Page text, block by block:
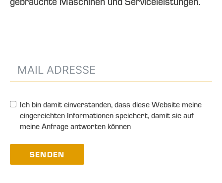
Ich bin damit einverstanden, dass diese Website meine
eingereichten Informationen speichert, damit sie auf
meine Anfrage antworten können
SENDEN